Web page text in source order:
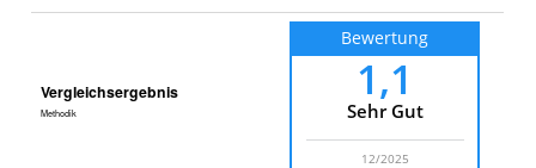
Vergleichsergebnis
Methodik
Bewertung
1,1
Sehr Gut
12/2025